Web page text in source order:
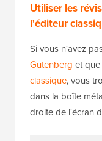
Utiliser les
l'éditeur
Si vous n'avez
Gutenberg et
classique, vous
dans la boîte
droite de l'écran